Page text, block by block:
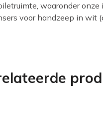
waaronder
voor handzeep in wit